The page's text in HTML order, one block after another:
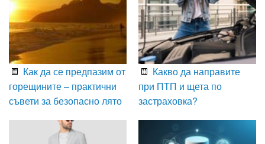
Как да се предпазим от
горещините – практични
съвети за безопасно лято
Какво да направите
при ПТП и щета по
застраховка?